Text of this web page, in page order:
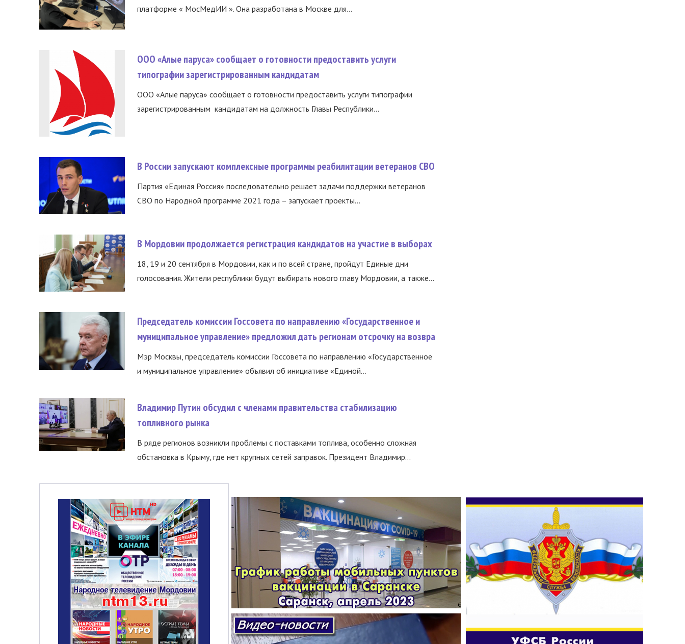
платформе « МосМедИИ ». Она разработана в Москве для...
ООО «Алые паруса» сообщает о готовности предоставить услуги
типографии зарегистрированным кандидатам
ООО «Алые паруса» сообщает о готовности предоставить услуги типографии
зарегистрированным кандидатам на должность Главы Республики...
В России запускают комплексные программы реабилитации ветеранов СВО
Партия «Единая Россия» последовательно решает задачи поддержки ветеранов
СВО по Народной программе 2021 года – запускает проекты...
В Мордовии продолжается регистрация кандидатов на участие в выборах
18, 19 и 20 сентября в Мордовии, как и по всей стране, пройдут Единые дни
голосования. Жители республики будут выбирать нового главу Мордовии, а также...
Председатель комиссии Госсовета по направлению «Государственное и
муниципальное управление» предложил дать регионам отсрочку на возвра
Мэр Москвы, председатель комиссии Госсовета по направлению «Государственное
и муниципальное управление» объявил об инициативе «Единой...
Владимир Путин обсудил с членами правительства стабилизацию
топливного рынка
В ряде регионов возникли проблемы с поставками топлива, особенно сложная
обстановка в Крыму, где нет крупных сетей заправок. Президент Владимир...